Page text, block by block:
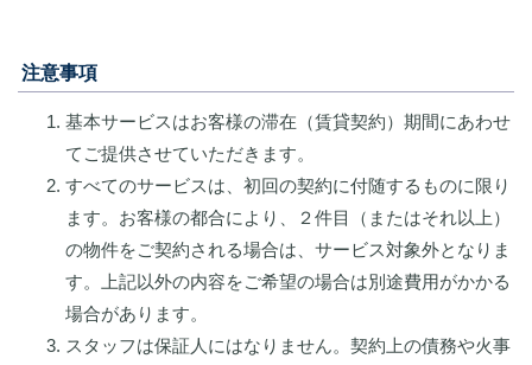
注意事項
基本サービスはお客様の滞在（賃貸契約）期間にあわせ
てご提供させていただきます。
すべてのサービスは、初回の契約に付随するものに限り
ます。お客様の都合により、２件目（またはそれ以上）
の物件をご契約される場合は、サービス対象外となりま
す。上記以外の内容をご希望の場合は別途費用がかかる
場合があります。
スタッフは保証人にはなりません。契約上の債務や火事